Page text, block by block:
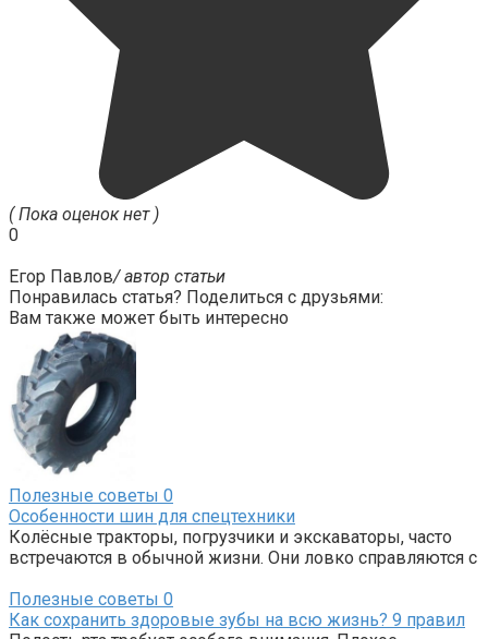
( Пока оценок нет )
0
Егор Павлов/ автор статьи
Понравилась статья? Поделиться с друзьями:
Вам также может быть интересно
Полезные советы 0
Особенности шин для спецтехники
Колёсные тракторы, погрузчики и экскаваторы, часто
встречаются в обычной жизни. Они ловко справляются с
Полезные советы 0
Как сохранить здоровые зубы на всю жизнь? 9 правил